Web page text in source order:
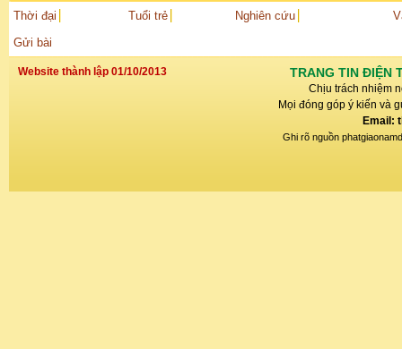
Thời đại
Tuổi trẻ Nghiên cứu
Gửi bài
Website thành lập 01/10/2013 TRANG TIN ĐIỆN
Chịu trách nhiệm
Mọi đóng góp ý kiến và
Email:
Ghi rõ nguồn